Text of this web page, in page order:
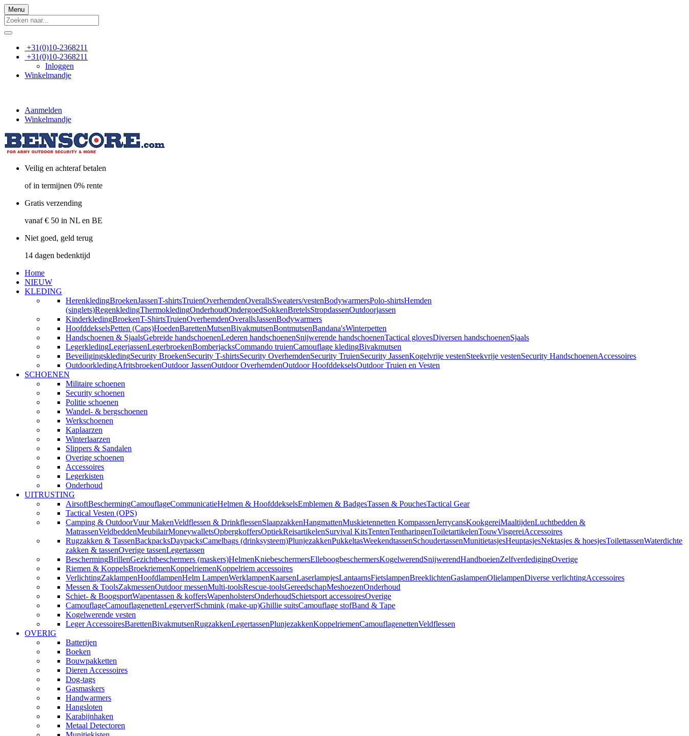
Menu
+31(0)10-2368211
+31(0)10-2368211
Inloggen
Winkelmandje
Aanmelden
Winkelmandje
Veilig en achteraf betalen
of in termijnen 0% rente
Gratis verzending
vanaf € 50 in NL en BE
Niet goed, geld terug
14 dagen bedenktijd
Home
NIEUW
KLEDING
HerenkledingBroekenJassenT-shirtsTruienOverhemdenOverallsSweaters/vestenBodywarmersPolo-shirtsHemden
(singlets)RegenkledingThermokledingOnderhoudOndergoedSokkenBretelsStropdassenOutdoorjassen
KinderkledingBroekenT-ShirtsTruienOverhemdenOverallsJassenBodywarmers
HoofddekselsPetten (Caps)HoedenBarettenMutsenBivakmutsenBontmutsenBandana'sWinterpetten
Handschoenen & SjaalsGebreide handschoenenLederen handschoenenSnijwerende handschoenenTactical glovesDiversen handschoenenSjaals
LegerkledingLegerjassenLegerbroekenBomberjacksCommando truienCamouflage kledingBivakmutsen
BeveiligingskledingSecurity BroekenSecurity T-shirtsSecurity OverhemdenSecurity TruienSecurity JassenKogelvrije vestenSteekvrije vestenSecurity HandschoenenAccessoires
OutdoorkledingAfritsbroekenOutdoor JassenOutdoor OverhemdenOutdoor HoofddekselsOutdoor Truien en Vesten
SCHOENEN
Militaire schoenen
Security schoenen
Politie schoenen
Wandel- & bergschoenen
Werkschoenen
Kaplaarzen
Winterlaarzen
Slippers & Sandalen
Overige schoenen
Accessoires
Legerkisten
Onderhoud
UITRUSTING
AirsoftBeschermingCamouflageCommunicatieHelmen & HoofddekselsEmblemen & BadgesTassen & PouchesTactical Gear
Tactical Vesten (OPS)
Camping & OutdoorVuur MakenVeldflessen & DrinkflessenSlaapzakkenHangmattenMuskietennetten KompassenJerrycansKookgereiMaaltijdenLuchtbedden &
MatrassenVeldbeddenMeubilairMoneywalletsOpbergkoffersOptiekReisartikelenSurvival KitsTentenTentharingenToiletartikelenTouwVisgereiAccessoires
Rugzakken & TassenBackpacksDaypacksCamelbags (drinksysteem)PlunjezakkenPukkeltasWeekendtassenSchoudertassenMunitietasjesHeuptasjesNektasjes & hoesjesToilettassenWaterdichte
zakken & tassenOverige tassenLegertassen
BeschermingBrillenGezichtbeschermers (maskers)HelmenKniebeschermersElleboogbeschermersKogelwerendSnijwerendHandboeienZelfverdedigingOverige
Riemen & KoppelsBroekriemenKoppelriemenKoppelriem accessoires
VerlichtingZaklampenHoofdlampenHelm LampenWerklampenKaarsenLaserlampjesLantaarnsFietslampenBreeklichtenGaslampenOlielampenDiverse verlichtingAccessoires
Messen & ToolsZakmessenOutdoor messenMulti-toolsRescue-toolsGereedschapMeshoezenOnderhoud
Schiet- & BoogsportWapentassen & koffersWapenholstersOnderhoudSchietsport accessoiresOverige
CamouflageCamouflagenettenLegerverfSchmink (make-up)Ghillie suitsCamouflage stofBand & Tape
Kogelwerende vesten
Leger AccessoiresBarettenBivakmutsenRugzakkenLegertassenPlunjezakkenKoppelriemenCamouflagenettenVeldflessen
OVERIG
Batterijen
Boeken
Bouwpakketten
Dieren Accessoires
Dog-tags
Gasmaskers
Handwarmers
Hangsloten
Karabijnhaken
Metaal Detectoren